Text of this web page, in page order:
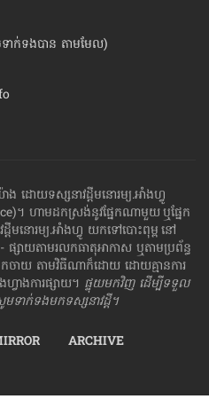
ាក់ទងបាន តាមមែល)
ង ដោយទស្សនាវដ្ដី​មនោរម្យ.អាំងហ្វូ
។ ហាម​ដក​ស្រង់​នូវ​ផ្នែក​ណា​មួយ​ ឬ​ផ្នែក​
ដី​​មនោរម្យ.អាំងហ្វូ យក​ទៅ​​បោះពុម្ព នៅ
សាយ​តាម​រលក​ធាតុអាកាស ឬតាមប្រព័ន្ធ
ចាយ​ តាមវិធីណាក៏ដោយ ដោយ​គ្មាន​ការ​
ាង​ការ​ផ្សាយ​។ ផ្ទុយមកវិញ ដើម្បី​ទទួល​
ម​ទាក់​ទង​មក​ទស្សនាវដ្ដី។
ARCHIVE